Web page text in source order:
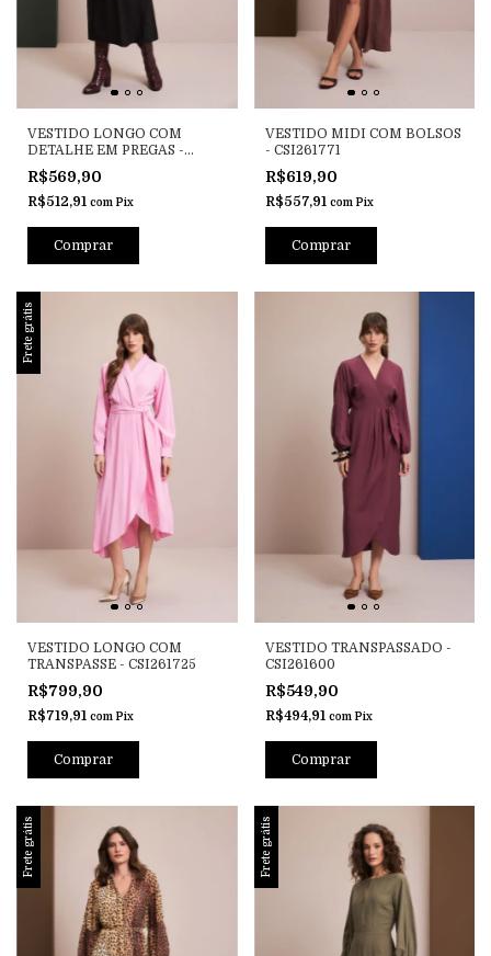
VESTIDO LONGO COM
DETALHE EM PREGAS -
CSI261801
R$569,90
R$512,91 com Pix
Comprar
VESTIDO MIDI COM BOLSOS
- CSI261771
R$619,90
R$557,91 com Pix
Comprar
Frete grátis
VESTIDO LONGO COM
TRANSPASSE - CSI261725
R$799,90
R$719,91 com Pix
Comprar
VESTIDO TRANSPASSADO -
CSI261600
R$549,90
R$494,91 com Pix
Comprar
Frete grátis Frete grátis